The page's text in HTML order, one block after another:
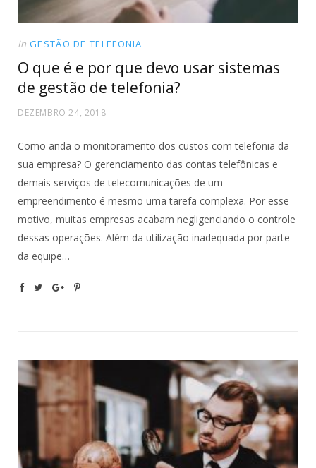
In GESTÃO DE TELEFONIA
O que é e por que devo usar sistemas
de gestão de telefonia?
DEZEMBRO 24, 2018
Como anda o monitoramento dos custos com telefonia da
sua empresa? O gerenciamento das contas telefônicas e
demais serviços de telecomunicações de um
empreendimento é mesmo uma tarefa complexa. Por esse
motivo, muitas empresas acabam negligenciando o controle
dessas operações. Além da utilização inadequada por parte
da equipe…